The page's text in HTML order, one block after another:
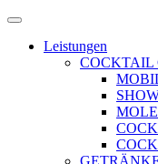
Zum
springen
Menü
öffnenLeistungen
COCKTAIL